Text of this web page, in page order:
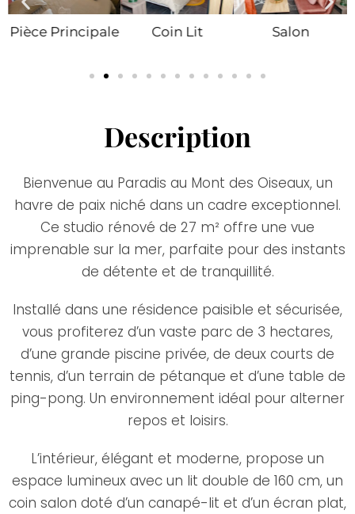
Pièce Principale Coin Lit Salon
Description
Bienvenue au Paradis au Mont des Oiseaux, un
havre de paix niché dans un cadre exceptionnel.
Ce studio rénové de 27 m² offre une vue
imprenable sur la mer, parfaite pour des instants
de détente et de tranquillité.
Installé dans une résidence paisible et sécurisée,
vous profiterez d’un vaste parc de 3 hectares,
d’une grande piscine privée, de deux courts de
tennis, d’un terrain de pétanque et d’une table de
ping-pong. Un environnement idéal pour alterner
repos et loisirs.
L’intérieur, élégant et moderne, propose un
espace lumineux avec un lit double de 160 cm, un
coin salon doté d’un canapé-lit et d’un écran plat,